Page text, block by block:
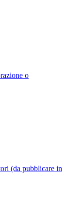
o
(da pubblicare in